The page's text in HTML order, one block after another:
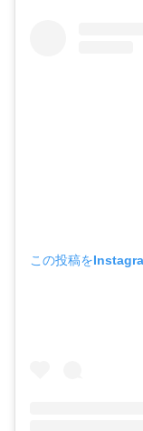
この投稿を